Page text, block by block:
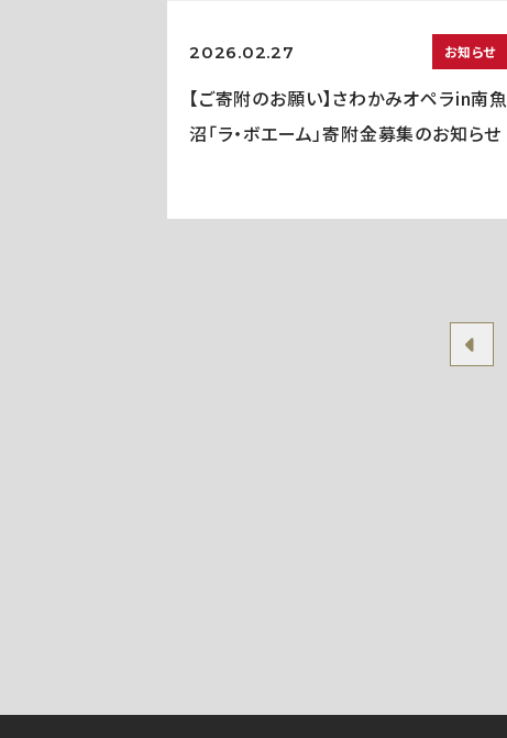
2026.02.27 お知らせ
【ご寄附のお願い】さわかみオペラin南魚
沼「ラ・ボエーム」寄附金募集のお知らせ